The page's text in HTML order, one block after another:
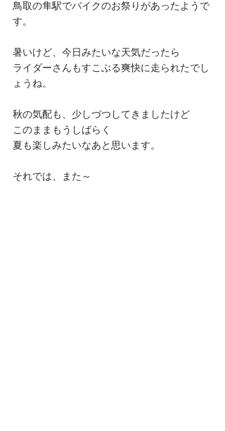
鳥取の隼駅でバイクのお祭りがあったようで
す。
暑いけど、今日みたいな天気だったら
ライダーさんもすこぶる爽快に走られたでし
ょうね。
秋の気配も、少しづつしてきましたけど
このままもうしばらく
夏も楽しみたいなあと思います。
それでは、また～